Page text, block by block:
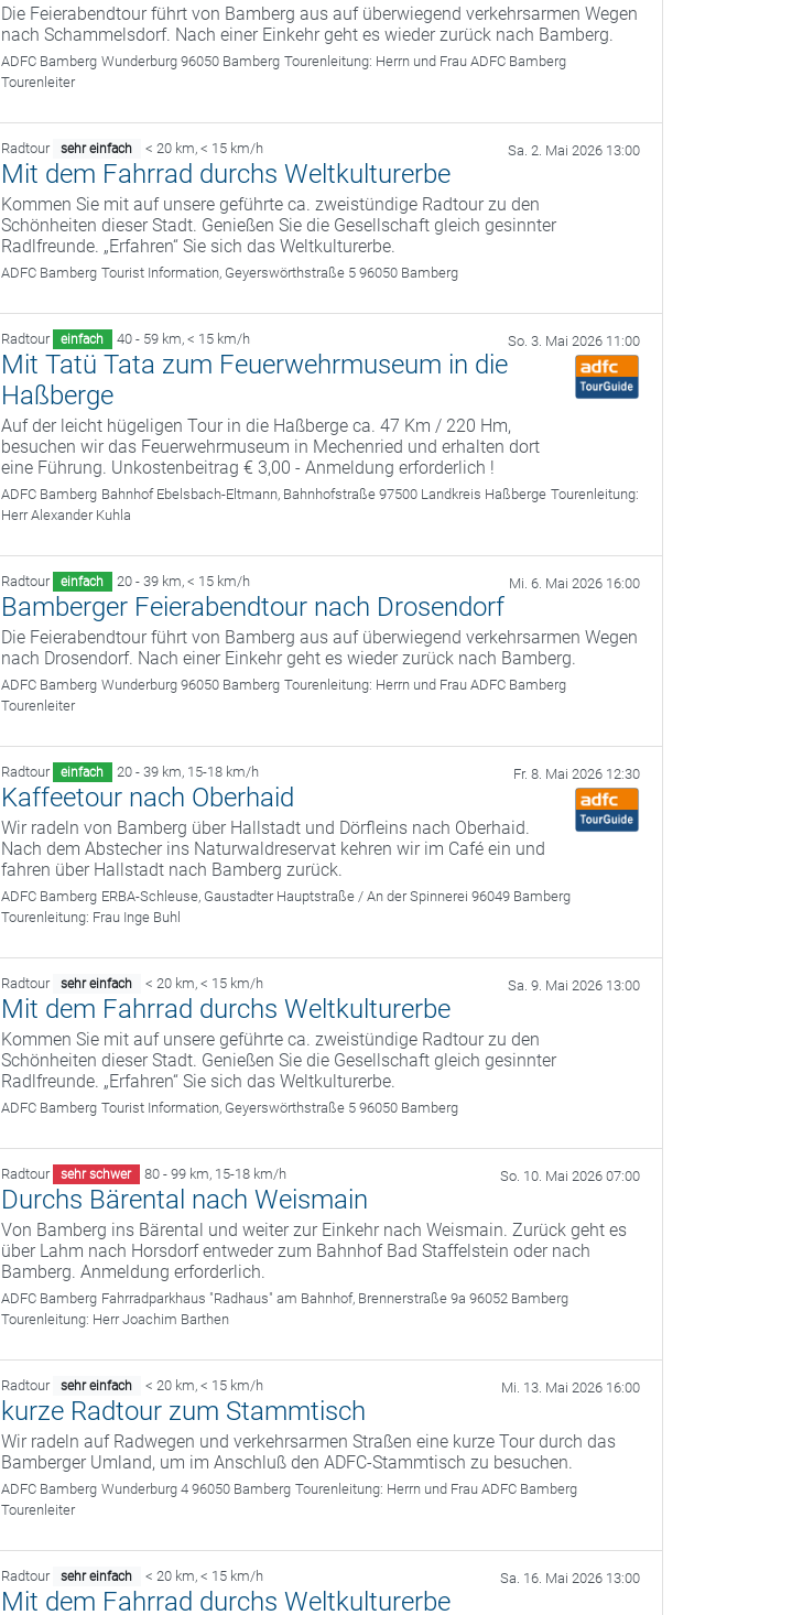
Die Feierabendtour führt von Bamberg aus auf überwiegend verkehrsarmen Wegen
nach Schammelsdorf. Nach einer Einkehr geht es wieder zurück nach Bamberg.
ADFC Bamberg Wunderburg 96050 Bamberg Tourenleitung: Herrn und Frau ADFC Bamberg
Tourenleiter
Radtour sehr einfach < 20 km, < 15 km/h Sa. 2. Mai 2026 13:00
Mit dem Fahrrad durchs Weltkulturerbe
Kommen Sie mit auf unsere geführte ca. zweistündige Radtour zu den
Schönheiten dieser Stadt. Genießen Sie die Gesellschaft gleich gesinnter
Radlfreunde. „Erfahren“ Sie sich das Weltkulturerbe.
ADFC Bamberg Tourist Information, Geyerswörthstraße 5 96050 Bamberg
Radtour einfach 40 - 59 km, < 15 km/h So. 3. Mai 2026 11:00
Mit Tatü Tata zum Feuerwehrmuseum in die
Haßberge
Auf der leicht hügeligen Tour in die Haßberge ca. 47 Km / 220 Hm,
besuchen wir das Feuerwehrmuseum in Mechenried und erhalten dort
eine Führung. Unkostenbeitrag € 3,00 - Anmeldung erforderlich !
ADFC Bamberg Bahnhof Ebelsbach-Eltmann, Bahnhofstraße 97500 Landkreis Haßberge Tourenleitung:
Herr Alexander Kuhla
Radtour einfach 20 - 39 km, < 15 km/h Mi. 6. Mai 2026 16:00
Bamberger Feierabendtour nach Drosendorf
Die Feierabendtour führt von Bamberg aus auf überwiegend verkehrsarmen Wegen
nach Drosendorf. Nach einer Einkehr geht es wieder zurück nach Bamberg.
ADFC Bamberg Wunderburg 96050 Bamberg Tourenleitung: Herrn und Frau ADFC Bamberg
Tourenleiter
Radtour einfach 20 - 39 km, 15-18 km/h Fr. 8. Mai 2026 12:30
Kaffeetour nach Oberhaid
Wir radeln von Bamberg über Hallstadt und Dörfleins nach Oberhaid.
Nach dem Abstecher ins Naturwaldreservat kehren wir im Café ein und
fahren über Hallstadt nach Bamberg zurück.
ADFC Bamberg ERBA-Schleuse, Gaustadter Hauptstraße / An der Spinnerei 96049 Bamberg
Tourenleitung: Frau Inge Buhl
Radtour sehr einfach < 20 km, < 15 km/h Sa. 9. Mai 2026 13:00
Mit dem Fahrrad durchs Weltkulturerbe
Kommen Sie mit auf unsere geführte ca. zweistündige Radtour zu den
Schönheiten dieser Stadt. Genießen Sie die Gesellschaft gleich gesinnter
Radlfreunde. „Erfahren“ Sie sich das Weltkulturerbe.
ADFC Bamberg Tourist Information, Geyerswörthstraße 5 96050 Bamberg
Radtour sehr schwer 80 - 99 km, 15-18 km/h So. 10. Mai 2026 07:00
Durchs Bärental nach Weismain
Von Bamberg ins Bärental und weiter zur Einkehr nach Weismain. Zurück geht es
über Lahm nach Horsdorf entweder zum Bahnhof Bad Staffelstein oder nach
Bamberg. Anmeldung erforderlich.
ADFC Bamberg Fahrradparkhaus "Radhaus" am Bahnhof, Brennerstraße 9a 96052 Bamberg
Tourenleitung: Herr Joachim Barthen
Radtour sehr einfach < 20 km, < 15 km/h Mi. 13. Mai 2026 16:00
kurze Radtour zum Stammtisch
Wir radeln auf Radwegen und verkehrsarmen Straßen eine kurze Tour durch das
Bamberger Umland, um im Anschluß den ADFC-Stammtisch zu besuchen.
ADFC Bamberg Wunderburg 4 96050 Bamberg Tourenleitung: Herrn und Frau ADFC Bamberg
Tourenleiter
Radtour sehr einfach < 20 km, < 15 km/h Sa. 16. Mai 2026 13:00
Mit dem Fahrrad durchs Weltkulturerbe